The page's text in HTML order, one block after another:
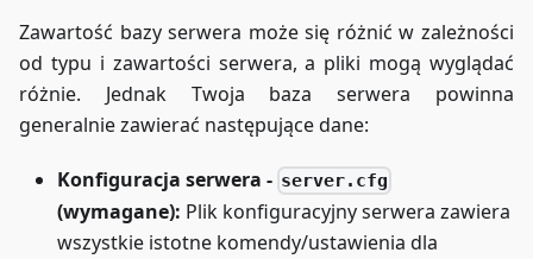
Zawartość bazy serwera może się różnić w zależności
od typu i zawartości serwera, a pliki mogą wyglądać
różnie. Jednak Twoja baza serwera powinna
generalnie zawierać następujące dane:
Konfiguracja serwera - server.cfg
(wymagane): Plik konfiguracyjny serwera zawiera
wszystkie istotne komendy/ustawienia dla